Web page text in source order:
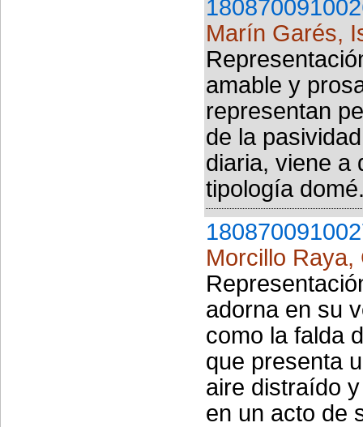
Marín Garés,
amable y
representan
de la
diaria, viene a
tipología
Morcillo Raya,
adorna en su
como la falda
que presenta
aire distraído
en un acto de